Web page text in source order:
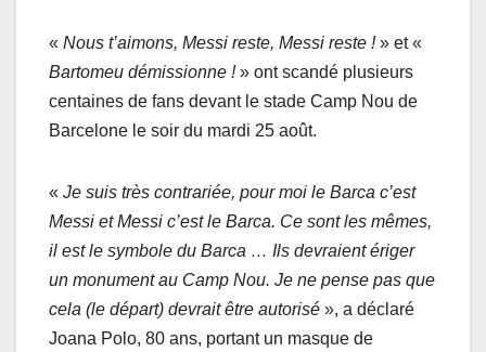
« Nous t’aimons, Messi reste, Messi reste !» et «
Bartomeu démissionne !» ont scandé plusieurs
centaines de fans devant le stade Camp Nou de
Barcelone le soir du mardi 25 août.
« Je suis très contrariée, pour moi le Barca c’est
Messi et Messi c’est le Barca. Ce sont les mêmes,
il est le symbole du Barca … Ils devraient ériger
un monument au Camp Nou. Je ne pense pas que
cela (le départ) devrait être autorisé », a déclaré
Joana Polo, 80 ans, portant un masque de